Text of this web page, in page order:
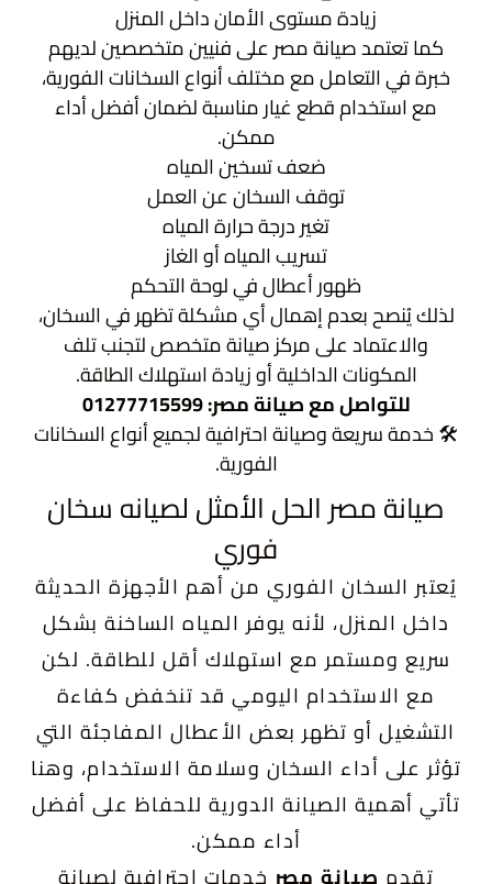
زيادة مستوى الأمان داخل المنزل
كما تعتمد صيانة مصر على فنيين متخصصين لديهم
خبرة في التعامل مع مختلف أنواع السخانات الفورية،
مع استخدام قطع غيار مناسبة لضمان أفضل أداء
ممكن.
ضعف تسخين المياه
توقف السخان عن العمل
تغير درجة حرارة المياه
تسريب المياه أو الغاز
ظهور أعطال في لوحة التحكم
لذلك يُنصح بعدم إهمال أي مشكلة تظهر في السخان،
والاعتماد على مركز صيانة متخصص لتجنب تلف
المكونات الداخلية أو زيادة استهلاك الطاقة.
للتواصل مع صيانة مصر: 01277715599
🛠️ خدمة سريعة وصيانة احترافية لجميع أنواع السخانات
الفورية.
صيانة مصر الحل الأمثل لصيانه سخان
فوري
يُعتبر السخان الفوري من أهم الأجهزة الحديثة
داخل المنزل، لأنه يوفر المياه الساخنة بشكل
سريع ومستمر مع استهلاك أقل للطاقة. لكن
مع الاستخدام اليومي قد تنخفض كفاءة
التشغيل أو تظهر بعض الأعطال المفاجئة التي
تؤثر على أداء السخان وسلامة الاستخدام، وهنا
تأتي أهمية الصيانة الدورية للحفاظ على أفضل
أداء ممكن.